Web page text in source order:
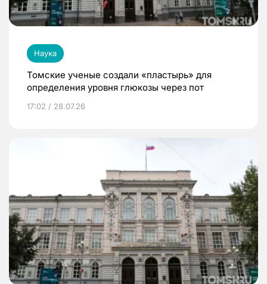
Наука
Томские ученые создали «пластырь» для
определения уровня глюкозы через пот
17:02 / 28.07.26